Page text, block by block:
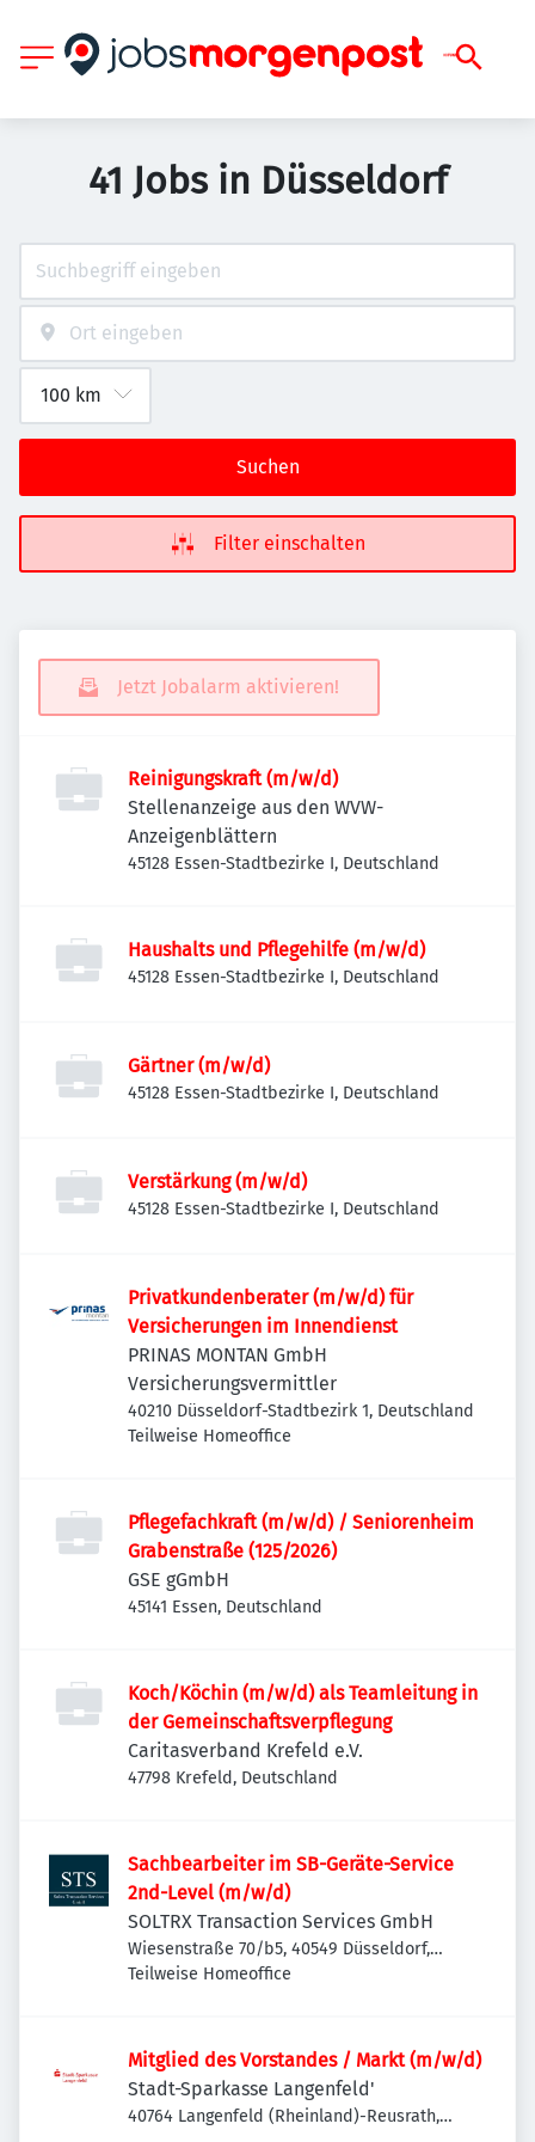
41 Jobs in Düsseldorf
Suchen
Filter einschalten
Jetzt Jobalarm aktivieren!
Reinigungskraft (m/w/d)
Stellenanzeige aus den WVW-
Anzeigenblättern
45128 Essen-Stadtbezirke I, Deutschland
Haushalts und Pflegehilfe (m/w/d)
45128 Essen-Stadtbezirke I, Deutschland
Gärtner (m/w/d)
45128 Essen-Stadtbezirke I, Deutschland
Verstärkung (m/w/d)
45128 Essen-Stadtbezirke I, Deutschland
Privatkundenberater (m/w/d) für
Versicherungen im Innendienst
PRINAS MONTAN GmbH
Versicherungsvermittler
40210 Düsseldorf-Stadtbezirk 1, Deutschland
Teilweise Homeoffice
Pflegefachkraft (m/w/d) / Seniorenheim
Grabenstraße (125/2026)
GSE gGmbH
45141 Essen, Deutschland
Koch/Köchin (m/w/d) als Teamleitung in
der Gemeinschaftsverpflegung
Caritasverband Krefeld e.V.
47798 Krefeld, Deutschland
Sachbearbeiter im SB-Geräte-Service
2nd-Level (m/w/d)
SOLTRX Transaction Services GmbH
Wiesenstraße 70/b5, 40549 Düsseldorf,
Deutschland
Teilweise Homeoffice
Mitglied des Vorstandes / Markt (m/w/d)
Stadt-Sparkasse Langenfeld'
40764 Langenfeld (Rheinland)-Reusrath,